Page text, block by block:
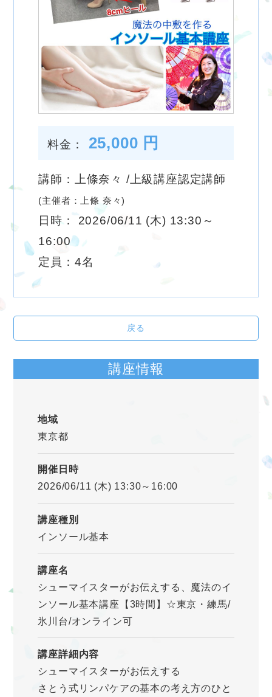
料金： 25,000 円
講師：上條奈々 /上級講座認定講師
(主催者：上條 奈々)
日時： 2026/06/11 (木) 13:30～
16:00
定員：4名
戻る
講座情報
地域
東京都
開催日時
2026/06/11 (木) 13:30～16:00
講座種別
インソール基本
講座名
シューマイスターがお伝えする、魔法のイ
ンソール基本講座【3時間】☆東京・練馬/
氷川台/オンライン可
講座詳細内容
シューマイスターがお伝えする
さとう式リンパケアの基本の考え方のひと